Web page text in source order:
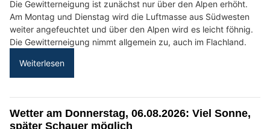
HOPE Christliches Sozialwerk in Baden AG: Hilfe und Perspektiven im Alltag